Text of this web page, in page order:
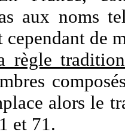
aux noms
cependant de
règle
alors le
et 71.